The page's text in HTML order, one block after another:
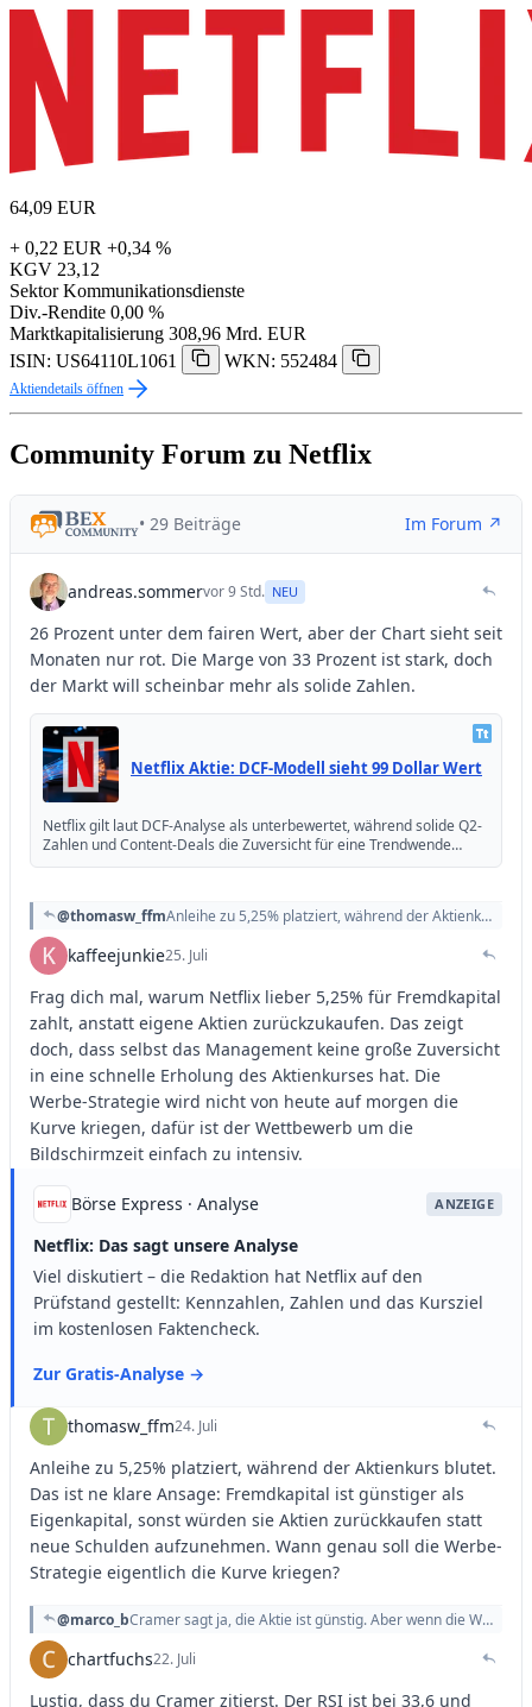
64,09 EUR
+ 0,22 EUR +0,34 %
KGV 23,12
Sektor Kommunikationsdienste
Div.-Rendite 0,00 %
Marktkapitalisierung 308,96 Mrd. EUR
ISIN: US64110L1061
WKN: 552484
Aktiendetails öffnen
Community Forum zu Netflix